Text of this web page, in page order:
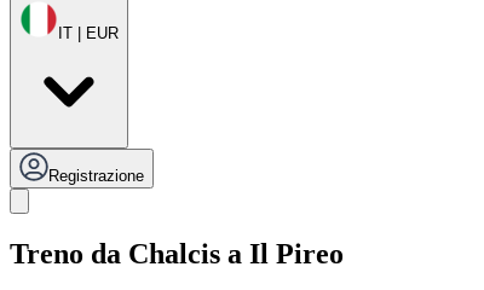
IT | EUR
Registrazione
Treno da Chalcis a Il Pireo